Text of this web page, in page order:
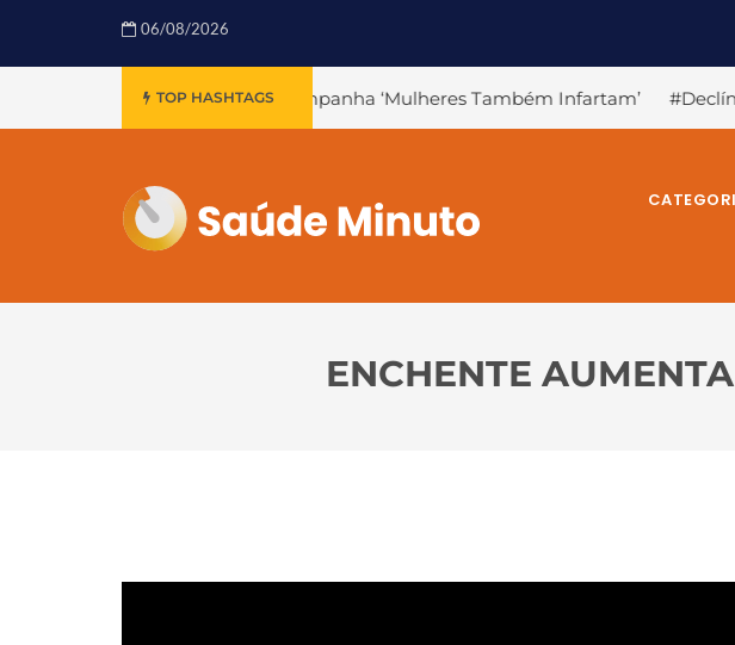
06/08/2026
TOP HASHTAGS
#Teaser da Campanha ‘Mulheres Também Infartam’ #Declínio Cognitivo pós-
ENCHENTE